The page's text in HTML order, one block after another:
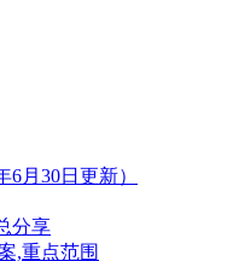
月30日更新）
分享
,重点范围